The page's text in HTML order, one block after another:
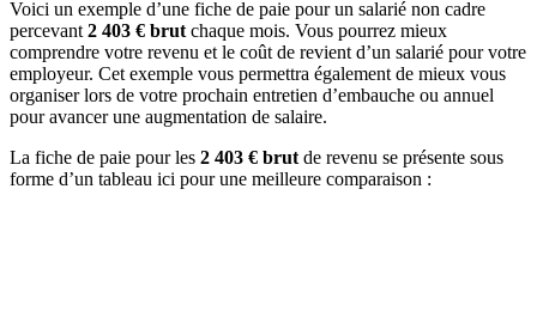
Voici un exemple d’une fiche de paie pour un salarié non cadre
percevant 2 403 € brut chaque mois. Vous pourrez mieux
comprendre votre revenu et le coût de revient d’un salarié pour votre
employeur. Cet exemple vous permettra également de mieux vous
organiser lors de votre prochain entretien d’embauche ou annuel
pour avancer une augmentation de salaire.
La fiche de paie pour les 2 403 € brut de revenu se présente sous
forme d’un tableau ici pour une meilleure comparaison :